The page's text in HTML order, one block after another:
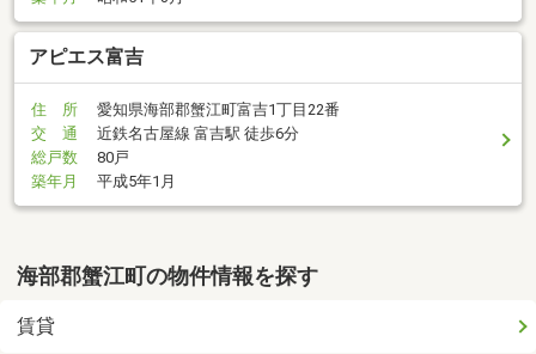
アピエス富吉
住 所
愛知県海部郡蟹江町富吉1丁目22番
交 通
近鉄名古屋線 富吉駅 徒歩6分
総戸数
80戸
築年月
平成5年1月
海部郡蟹江町の物件情報を探す
賃貸